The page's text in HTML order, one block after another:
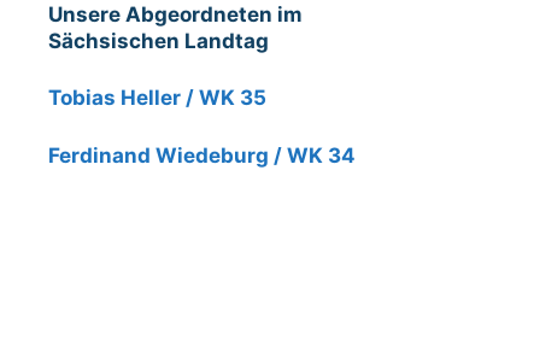
Unsere Abgeordneten im
Sächsischen Landtag
Tobias Heller / WK 35
Ferdinand Wiedeburg / WK 34